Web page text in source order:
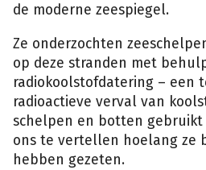
de moderne zeespiegel.
Ze onderzochten
op deze stranden met
radiokoolstofdatering – een
radioactieve verval van
schelpen en botten gebruikt
ons te vertellen hoelang ze
hebben gezeten.